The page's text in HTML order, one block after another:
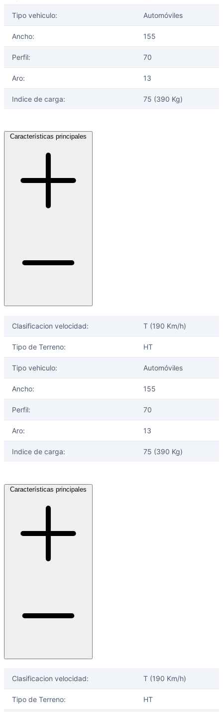
Inicio
Talleres
Sucursales
Seguimiento de pedidos
¿Quieres trabajar en Antumalal?
Contacto
Regístrate como Mayorista
Tipo vehiculo: Automóviles
Ancho: 155
Perfil: 70
Aro: 13
Indice de carga: 75 (390 Kg)
Características principales
Clasificacion velocidad: T (190 Km/h)
Tipo de Terreno: HT
Tipo vehiculo: Automóviles
Ancho: 155
Perfil: 70
Aro: 13
Indice de carga: 75 (390 Kg)
Características principales
Clasificacion velocidad: T (190 Km/h)
Tipo de Terreno: HT